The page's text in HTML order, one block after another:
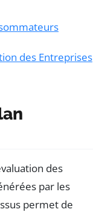
des Entreprises
des
par les
permet de